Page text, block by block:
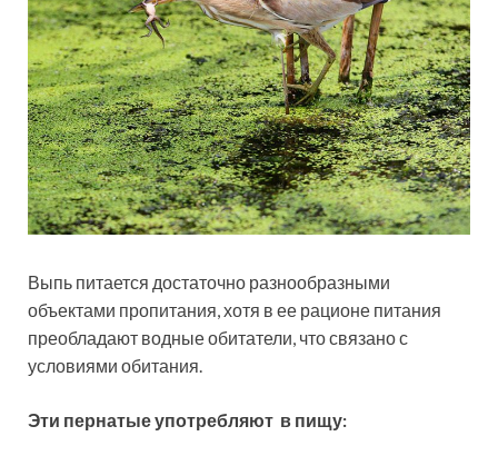
Выпь питается достаточно разнообразными
объектами пропитания, хотя в ее рационе питания
преобладают водные обитатели, что связано с
условиями обитания.
Эти пернатые употребляют в пищу: